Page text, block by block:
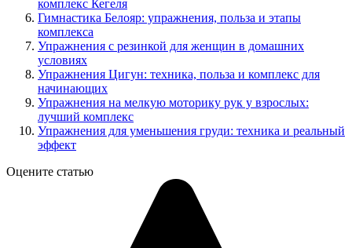
комплекс Кегеля
Гимнастика Белояр: упражнения, польза и этапы
комплекса
Упражнения с резинкой для женщин в домашних
условиях
Упражнения Цигун: техника, польза и комплекс для
начинающих
Упражнения на мелкую моторику рук у взрослых:
лучший комплекс
Упражнения для уменьшения груди: техника и реальный
эффект
Оцените статью